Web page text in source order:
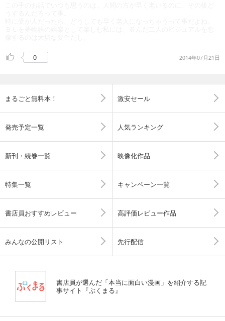
0 2014年07月21日
まるごと無料本！ 激安セール
発売予定一覧 人気ランキング
新刊・続巻一覧 映像化作品
特集一覧 キャンペーン一覧
書店員おすすめレビュー 高評価レビュー作品
みんなの公開リスト 先行配信
書店員が選んだ「本当に面白い漫画」を紹介する記
事サイト『ぶくまる』